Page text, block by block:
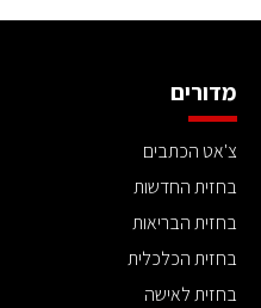
מדורים
צ'אט הכתבים
בחזית החדשות
בחזית הבריאות
בחזית הכלכלית
בחזית לאישה